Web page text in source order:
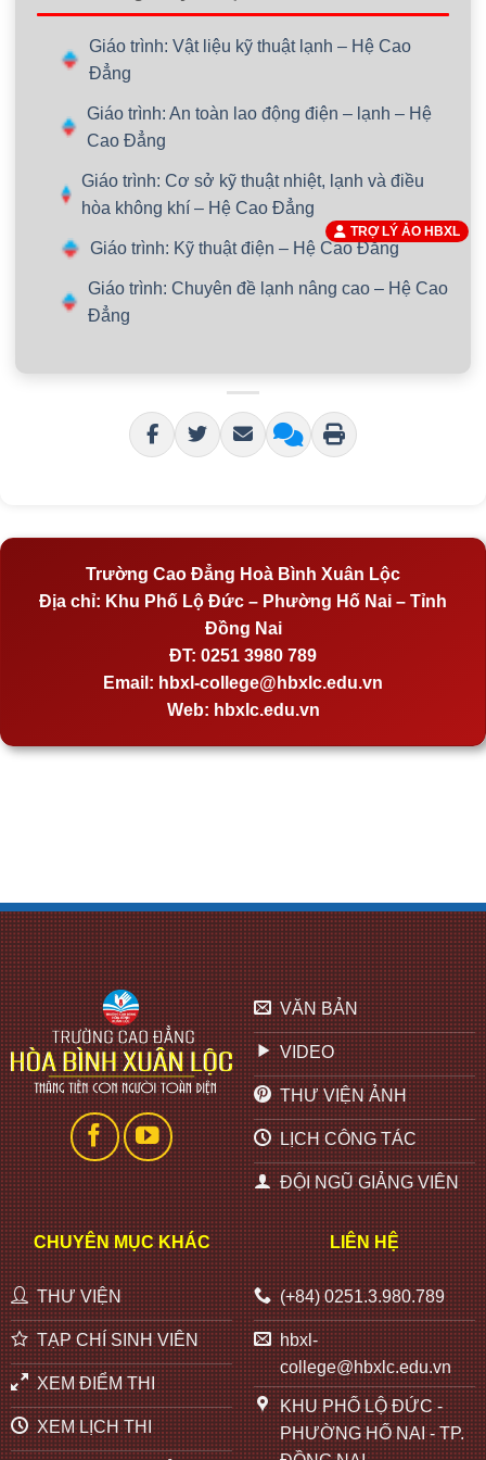
Giáo trình: Vật liệu kỹ thuật lạnh – Hệ Cao
Đẳng
Giáo trình: An toàn lao động điện – lạnh – Hệ
Cao Đẳng
Giáo trình: Cơ sở kỹ thuật nhiệt, lạnh và điều
hòa không khí – Hệ Cao Đẳng
Giáo trình: Kỹ thuật điện – Hệ Cao Đẳng
Giáo trình: Chuyên đề lạnh nâng cao – Hệ Cao
Đẳng
Trường Cao Đẳng Hoà Bình Xuân Lộc
Địa chỉ: Khu Phố Lộ Đức – Phường Hố Nai – Tỉnh
Đồng Nai
ĐT: 0251 3980 789
Email: hbxl-college@hbxlc.edu.vn
Web: hbxlc.edu.vn
VĂN BẢN
VIDEO
THƯ VIỆN ẢNH
LỊCH CÔNG TÁC
ĐỘI NGŨ GIẢNG VIÊN
CHUYÊN MỤC KHÁC
THƯ VIỆN
TẠP CHÍ SINH VIÊN
XEM ĐIỂM THI
XEM LỊCH THI
LIÊN HỆ
(+84) 0251.3.980.789
hbxl-
college@hbxlc.edu.vn
KHU PHỐ LỘ ĐỨC -
PHƯỜNG HỐ NAI - TP.
TRỢ LÝ ẢO HBXL